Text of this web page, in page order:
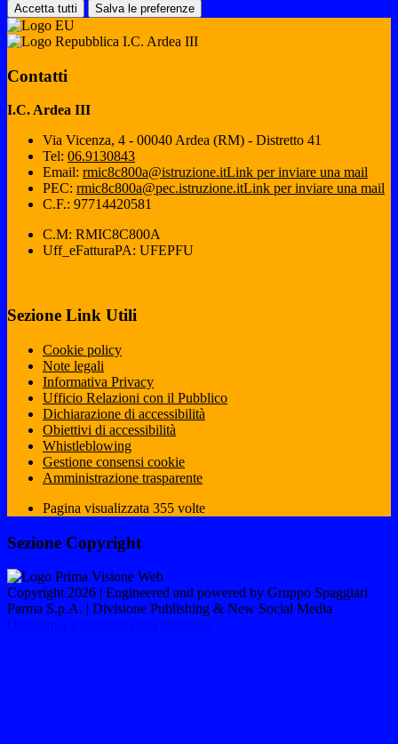
Accetta tutti Salva le preferenze
I.C. Ardea III
Contatti
I.C. Ardea III
Via Vicenza, 4 - 00040 Ardea (RM) - Distretto 41
Tel: 06.9130843
Email: rmic8c800a@istruzione.itLink per inviare una mail
PEC: rmic8c800a@pec.istruzione.itLink per inviare una mail
C.F.: 97714420581
C.M: RMIC8C800A
Uff_eFatturaPA: UFEPFU
Sezione Link Utili
Cookie policy
Note legali
Informativa Privacy
Ufficio Relazioni con il Pubblico
Dichiarazione di accessibilità
Obiettivi di accessibilità
Whistleblowing
Gestione consensi cookie
Amministrazione trasparente
Pagina visualizzata 355 volte
Sezione Copyright
Copyright 2026 | Engineered and powered by Gruppo Spaggiari
Parma S.p.A. | Divisione Publishing & New Social Media